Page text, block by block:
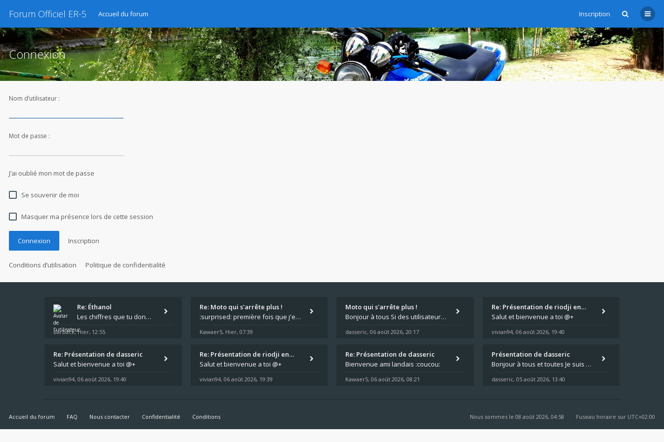
Forum Officiel ER-5 Inscription
Accueil du forum
Connexion
Nom d’utilisateur :
Mot de passe :
J’ai oublié mon mot de passe
Se souvenir de moi
Masquer ma présence lors de cette session
Connexion Inscription
Conditions d’utilisation Politique de confidentialité
Re: Éthanol
Les chiffres que tu donnes, c'est bien les tailles de gicleur ? Par contre tes "-2 tours" à quoi correspondent t'ils ?
Barback,Hier, 12:55
Re: Moto qui s'arrête plus !
:surprised: première fois que j'entend parler de cette panne ,ta moto aurait été maraboutée? :pretre:
Kawaer5, Hier, 07:39
Moto qui s'arrête plus !
Bonjour à tous Si des utilisateurs ont des problèmes avec leur moto qui démarre plus, la mienne ne coupe plus :?: - Je
dasseric, 06 août 2026, 20:17
Re: Présentation de riodji en…
Salut et bienvenue a toi @+
vivian94, 06 août 2026, 19:40
Re: Présentation de dasseric
Salut et bienvenue a toi @+
vivian94, 06 août 2026, 19:40
Re: Présentation de riodji en…
Salut et bienvenue a toi @+
vivian94, 06 août 2026, 19:39
Re: Présentation de dasseric
Bienvenue ami landais :coucou:
Kawaer5, 06 août 2026, 08:21
Présentation de dasseric
Bonjour à tous et toutes Je suis dans les Landes , la moto appartient à ma fille et je suis désigné pour faire l'entreti
dasseric, 05 août 2026, 13:40
Accueil du forum FAQ Nous contacter Confidentialité Conditions Fuseau horaire sur UTC+02:00
Nous sommes le 08 août 2026, 04:58